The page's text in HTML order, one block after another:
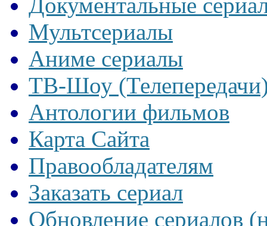
Мультсериалы
Аниме сериалы
ТВ-Шоу
Антологии фильмов
Карта Сайта
Правообладателям
Заказать сериал
Обновление сериалов